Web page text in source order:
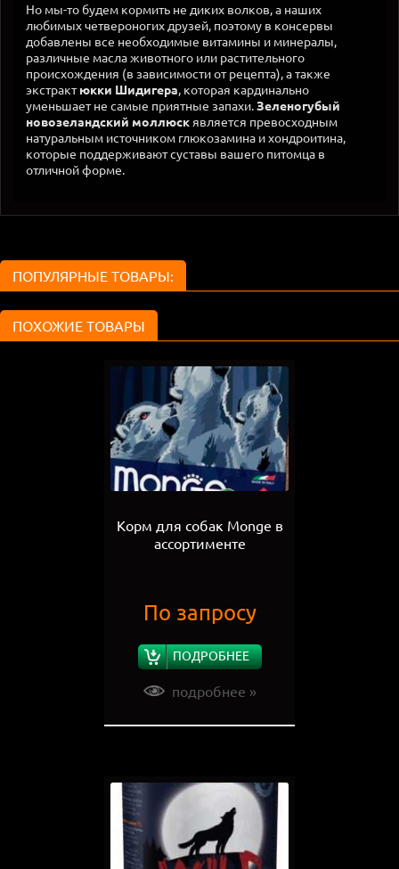
Но мы-то будем кормить не диких волков, а наших
любимых четвероногих друзей, поэтому в консервы
добавлены все необходимые витамины и минералы,
различные масла животного или растительного
происхождения (в зависимости от рецепта), а также
экстрактюкки Шидигера, которая кардинально
уменьшает не самые приятные запахи.Зеленогубый
новозеландский моллюск является превосходным
натуральным источником глюкозамина и хондроитина,
которые поддерживают суставы вашего питомца в
отличной форме.
ПОПУЛЯРНЫЕ ТОВАРЫ:
ПОХОЖИЕ ТОВАРЫ
Корм для собак Monge в
ассортименте
По запросу
ПОДРОБНЕЕ
подробнее »